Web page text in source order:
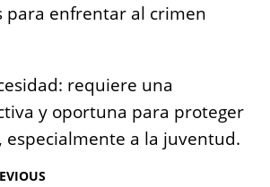
para enfrentar al crimen
requiere una
y oportuna para proteger
especialmente a la juventud.